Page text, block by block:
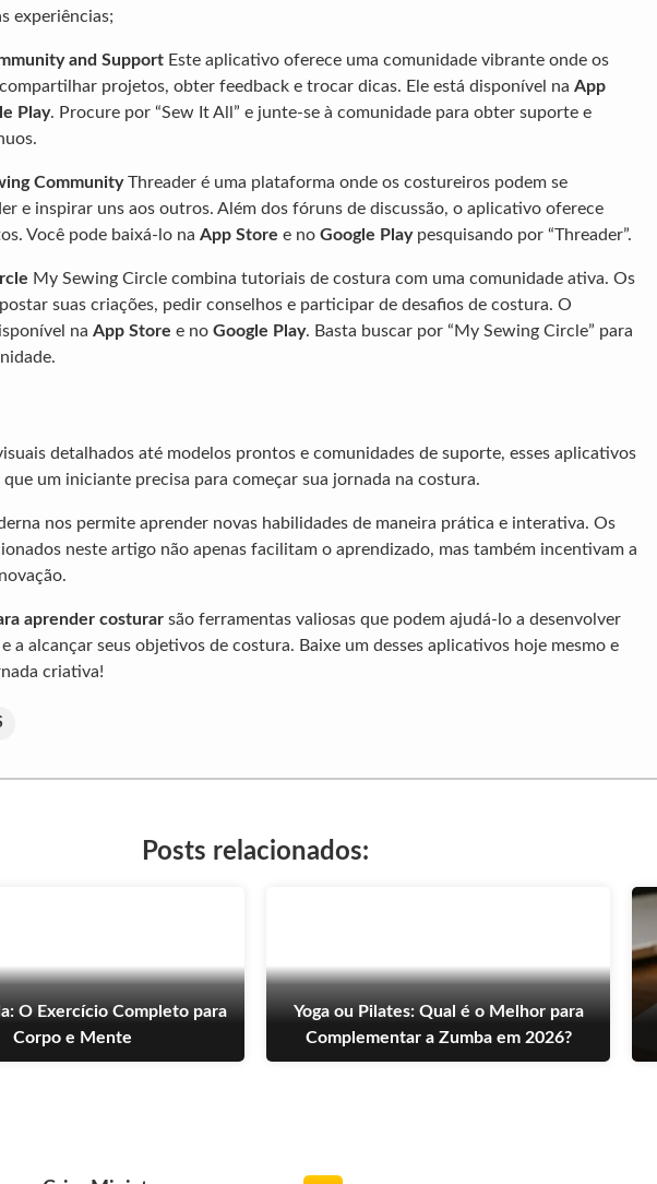
experiências;
and Support Este aplicativo oferece uma comunidade vibrante onde os
projetos, obter feedback e trocar dicas. Ele está disponível na App
Play. Procure por “Sew It All” e junte-se à comunidade para obter suporte e
CommunityThreader é uma plataforma onde os costureiros podem se
e inspirar uns aos outros. Além dos fóruns de discussão, o aplicativo oferece
Você pode baixá-lo na App Store e no Google Playpesquisando por “Threader”.
My Sewing Circle combina tutoriais de costura com uma comunidade ativa. Os
suas criações, pedir conselhos e participar de desafios de costura. O
na App Store e no Google Play. Basta buscar por “My Sewing Circle” para
detalhados até modelos prontos e comunidades de suporte, esses aplicativos
um iniciante precisa para começar sua jornada na costura.
nos permite aprender novas habilidades de maneira prática e interativa. Os
neste artigo não apenas facilitam o aprendizado, mas também incentivam a
aprender costurar são ferramentas valiosas que podem ajudá-lo a desenvolver
a alcançar seus objetivos de costura. Baixe um desses aplicativos hoje mesmo e
criativa!
Posts relacionados:
O Exercício Completo para
Corpo e Mente
Yoga ou Pilates: Qual é o Melhor para
Complementar a Zumba em 2026?